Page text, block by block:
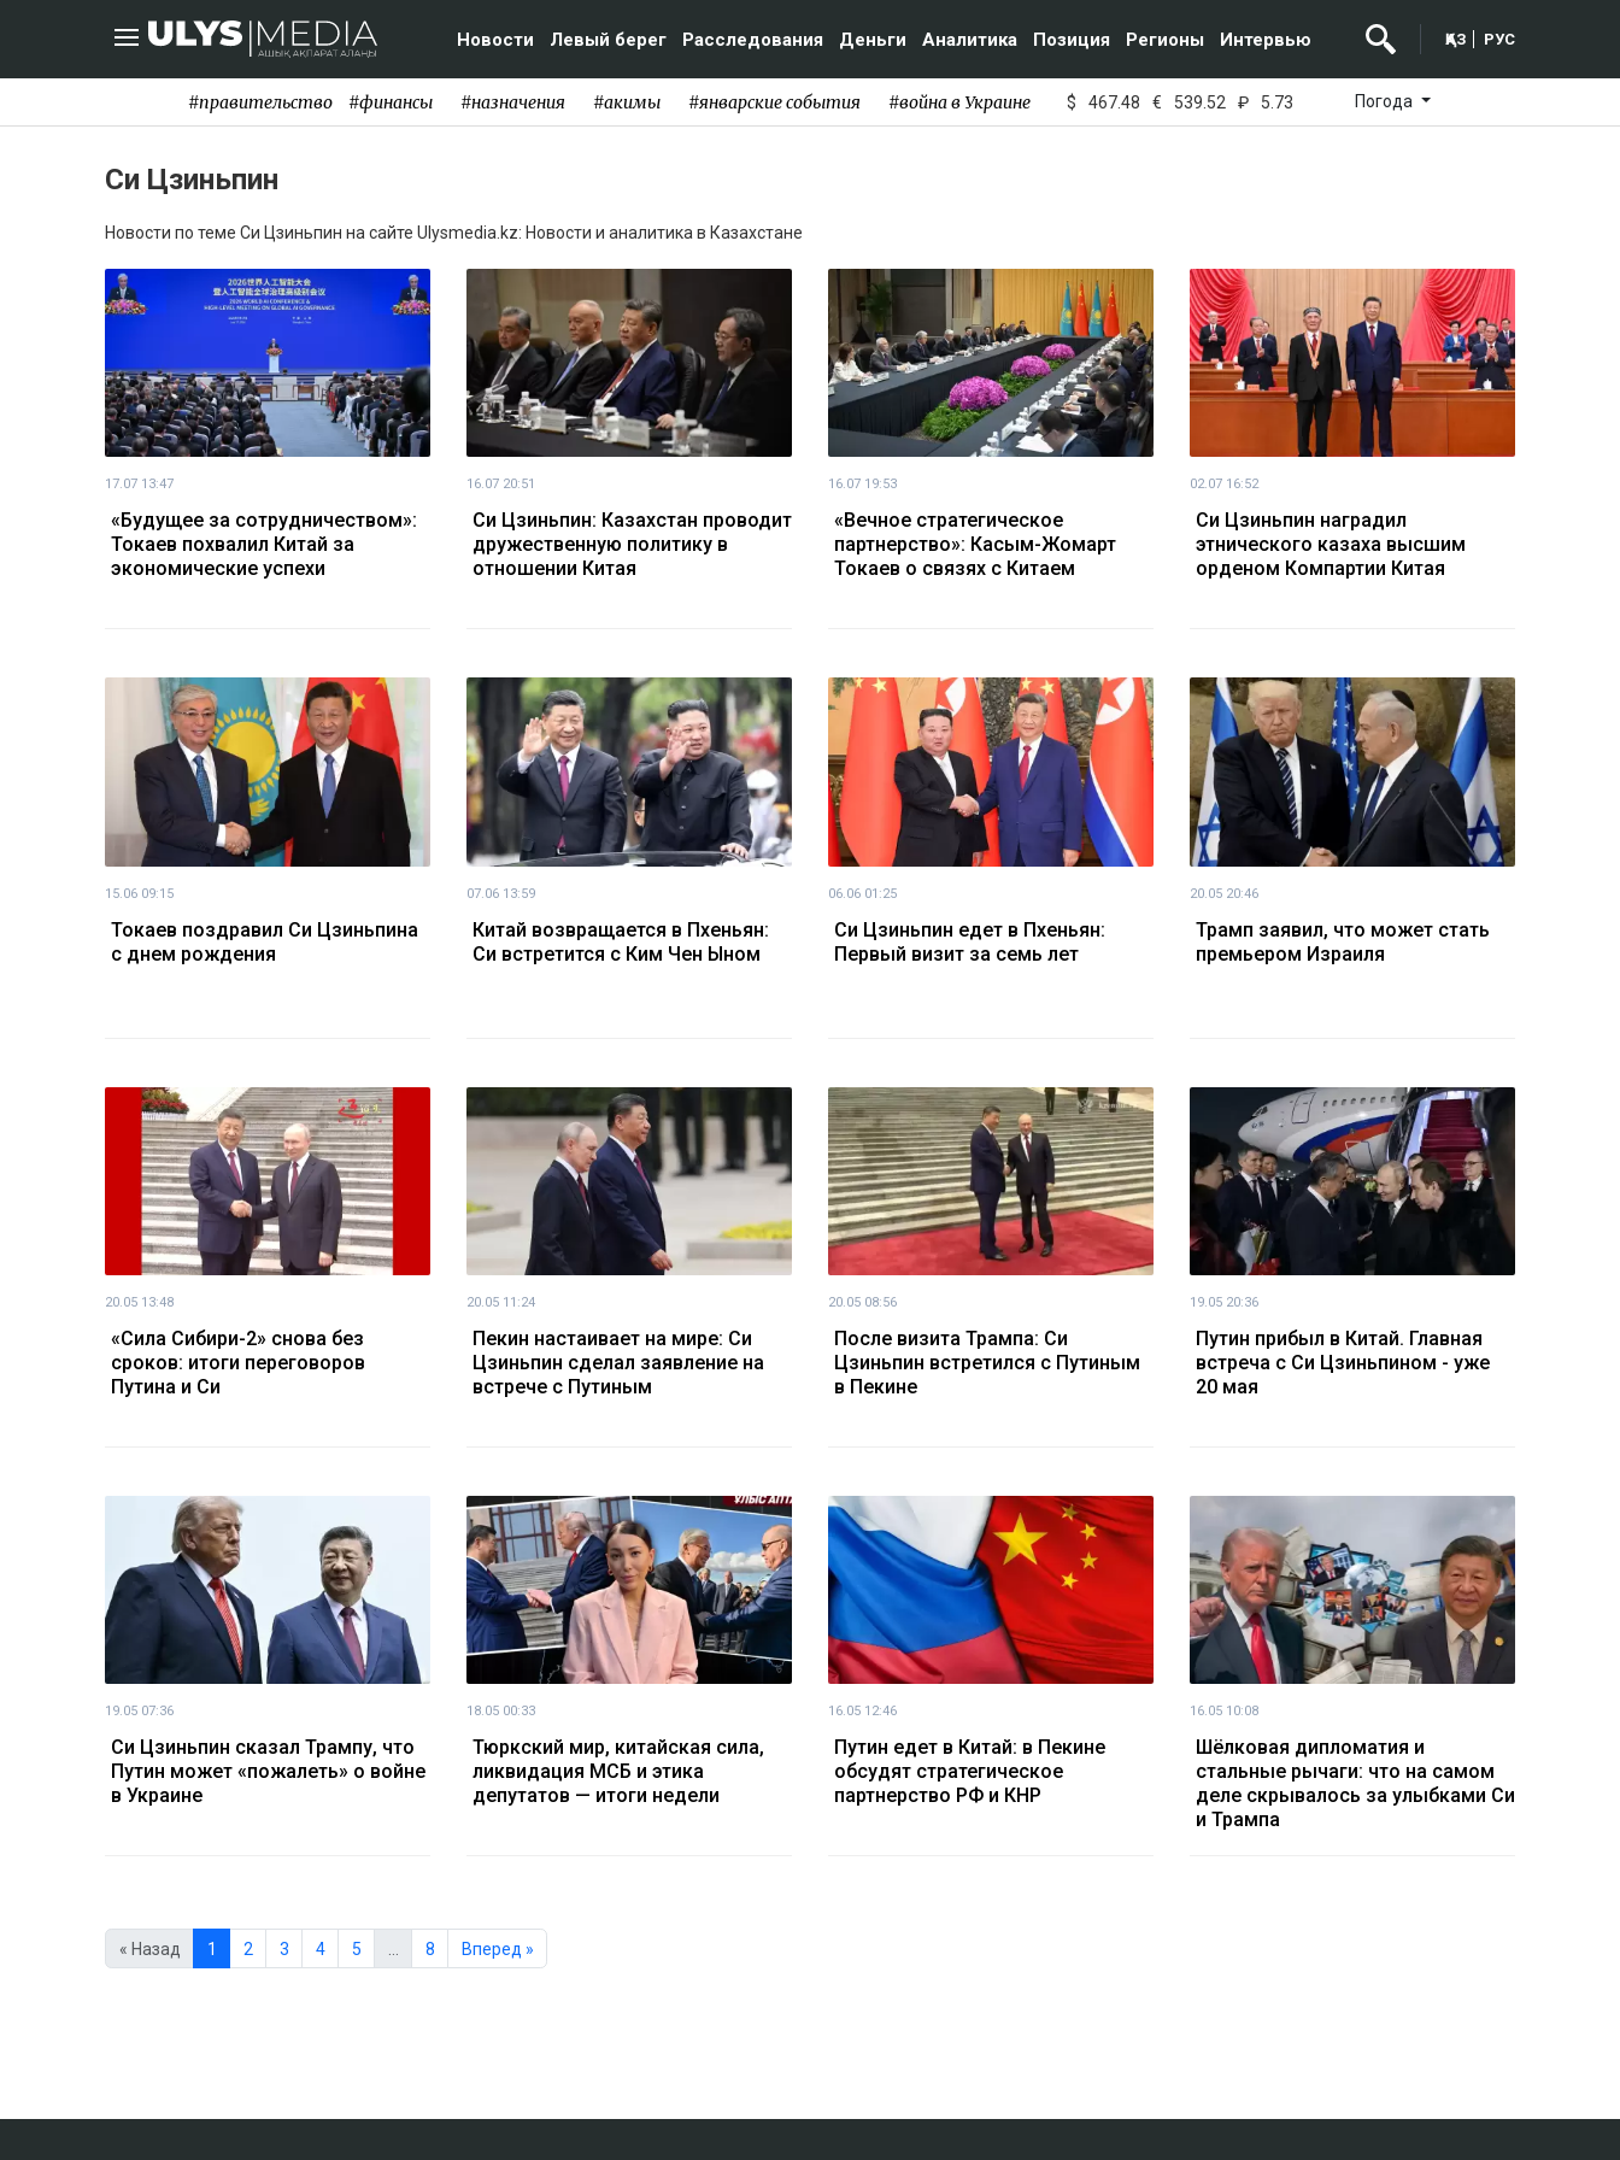
Новости Левый берег Расследования Деньги Аналитика Позиция Регионы Интервью ҚАЗ РУС
#правительство #финансы #назначения #акимы #январские события #война в Украине $ 467.48 € 539.52 ₽ 5.73 Погода
Си Цзиньпин
Новости по теме Си Цзиньпин на сайте Ulysmedia.kz: Новости и аналитика в Казахстане
17.07 13:47
«Будущее за сотрудничеством»:
Токаев похвалил Китай за
экономические успехи
16.07 20:51
Си Цзиньпин: Казахстан проводит
дружественную политику в
отношении Китая
16.07 19:53
«Вечное стратегическое
партнерство»: Касым-Жомарт
Токаев о связях с Китаем
02.07 16:52
Си Цзиньпин наградил
этнического казаха высшим
орденом Компартии Китая
15.06 09:15
Токаев поздравил Си Цзиньпина
с днем рождения
07.06 13:59
Китай возвращается в Пхеньян:
Си встретится с Ким Чен Ыном
06.06 01:25
Си Цзиньпин едет в Пхеньян:
Первый визит за семь лет
20.05 20:46
Трамп заявил, что может стать
премьером Израиля
20.05 13:48
«Сила Сибири-2» снова без
сроков: итоги переговоров
Путина и Си
20.05 11:24
Пекин настаивает на мире: Си
Цзиньпин сделал заявление на
встрече с Путиным
20.05 08:56
После визита Трампа: Си
Цзиньпин встретился с Путиным
в Пекине
19.05 20:36
Путин прибыл в Китай. Главная
встреча с Си Цзиньпином - уже
20 мая
19.05 07:36
Си Цзиньпин сказал Трампу, что
Путин может «пожалеть» о войне
в Украине
18.05 00:33
Тюркский мир, китайская сила,
ликвидация МСБ и этика
депутатов — итоги недели
16.05 12:46
Путин едет в Китай: в Пекине
обсудят стратегическое
партнерство РФ и КНР
16.05 10:08
Шёлковая дипломатия и
стальные рычаги: что на самом
деле скрывалось за улыбками Си
и Трампа
« Назад 1 2 3 4 5 8 Вперед »